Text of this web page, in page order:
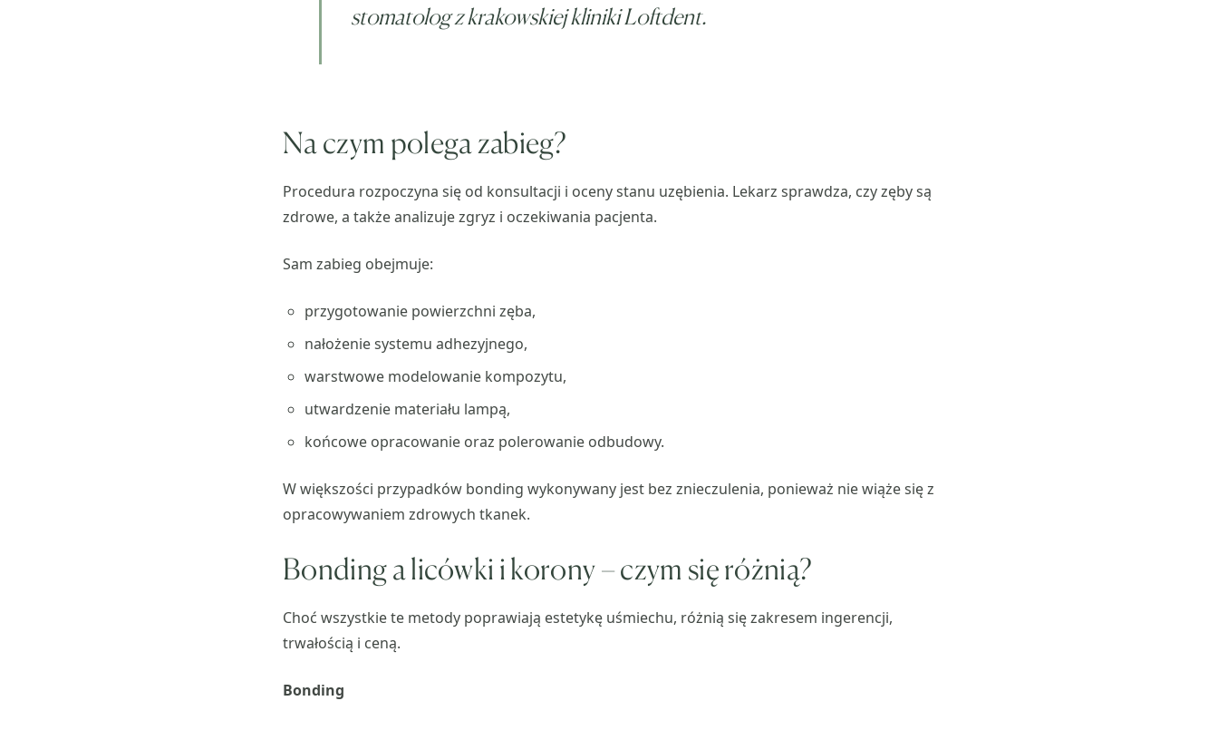
stomatolog z krakowskiej kliniki Loftdent.
Na czym polega zabieg?
Procedura rozpoczyna się od konsultacji i oceny stanu uzębienia. Lekarz sprawdza, czy zęby są
zdrowe, a także analizuje zgryz i oczekiwania pacjenta.
Sam zabieg obejmuje:
przygotowanie powierzchni zęba,
nałożenie systemu adhezyjnego,
warstwowe modelowanie kompozytu,
utwardzenie materiału lampą,
końcowe opracowanie oraz polerowanie odbudowy.
W większości przypadków bonding wykonywany jest bez znieczulenia, ponieważ nie wiąże się z
opracowywaniem zdrowych tkanek.
Bonding a licówki i korony – czym się różnią?
Choć wszystkie te metody poprawiają estetykę uśmiechu, różnią się zakresem ingerencji,
trwałością i ceną.
Bonding